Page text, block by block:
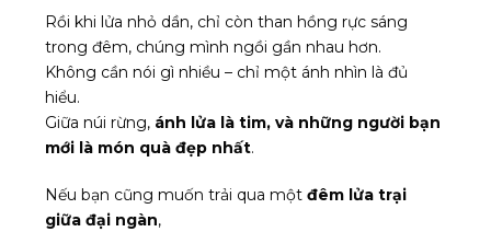
Rồi khi lửa nhỏ dần, chỉ còn than hồng rực sáng
trong đêm, chúng mình ngồi gần nhau hơn.
Không cần nói gì nhiều – chỉ một ánh nhìn là đủ
hiểu.
Giữa núi rừng, ánh lửa là tim, và những người bạn
mới là món quà đẹp nhất.
Nếu bạn cũng muốn trải qua một đêm lửa trại
giữa đại ngàn,